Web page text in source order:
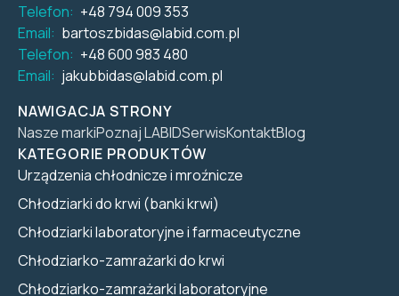
Telefon: +48 794 009 353
Email: bartoszbidas@labid.com.pl
Telefon: +48 600 983 480
Email: jakubbidas@labid.com.pl
NAWIGACJA STRONY
Nasze markiPoznaj LABIDSerwisKontaktBlog
KATEGORIE PRODUKTÓW
Urządzenia chłodnicze i mroźnicze
Chłodziarki do krwi (banki krwi)
Chłodziarki laboratoryjne i farmaceutyczne
Chłodziarko-zamrażarki do krwi
Chłodziarko-zamrażarki laboratoryjne